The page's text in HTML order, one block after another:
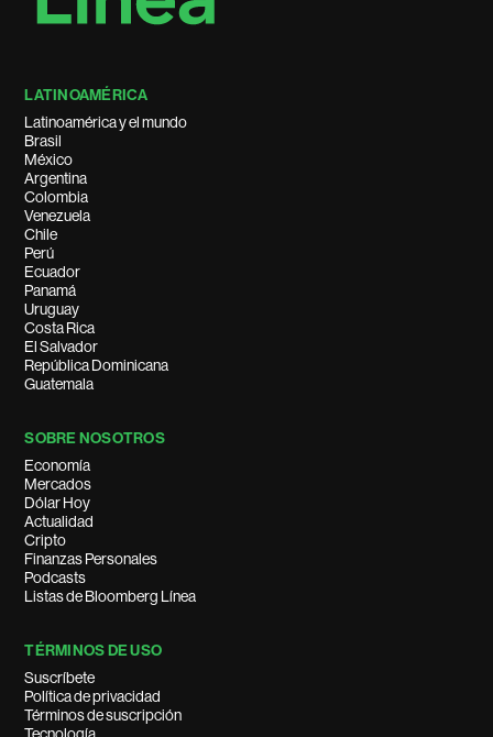
LATINOAMÉRICA
Latinoamérica y el mundo
Brasil
México
Argentina
Colombia
Venezuela
Chile
Perú
Ecuador
Panamá
Uruguay
Costa Rica
El Salvador
República Dominicana
Guatemala
SOBRE NOSOTROS
Economía
Mercados
Dólar Hoy
Actualidad
Cripto
Finanzas Personales
Podcasts
Listas de Bloomberg Línea
TÉRMINOS DE USO
Suscríbete
Política de privacidad
Términos de suscripción